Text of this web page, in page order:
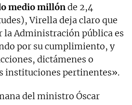
medio millónde 2,4
Virella deja claro que
la Administración pública es
por su cumplimiento, y
dictámenes o
instituciones pertinentes».
del ministro Óscar